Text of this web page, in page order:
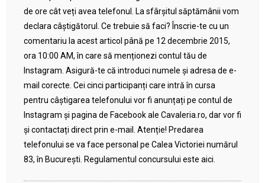
de ore cât veți avea telefonul. La sfârșitul săptămânii vom
declara câștigătorul. Ce trebuie să faci? Înscrie-te cu un
comentariu la acest articol până pe 12 decembrie 2015,
ora 10:00 AM, în care să menționezi contul tău de
Instagram. Asigură-te că introduci numele și adresa de e-
mail corecte. Cei cinci participanți care intră în cursa
pentru câștigarea telefonului vor fi anunțați pe contul de
Instagram și pagina de Facebook ale Cavaleria.ro, dar vor fi
și contactați direct prin e-mail. Atenție! Predarea
telefonului se va face personal pe Calea Victoriei numărul
83, în București. Regulamentul concursului este aici.